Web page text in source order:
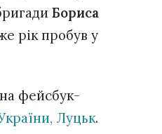
Бориса
рік пробув у
фейсбук-
Луцьк.